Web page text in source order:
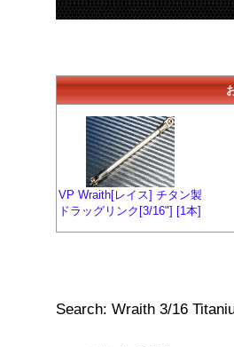
VP Wraith[レイス] チタン製
ドラッグリンク[3/16"] [1本]
Search: Wraith 3/16